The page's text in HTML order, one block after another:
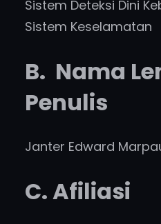
Sistem Deteksi Dini
Sistem Keselamatan
B. Nama
Penulis
Janter Edward
C. Afiliasi